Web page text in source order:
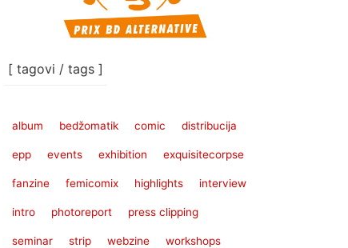
[ tagovi / tags ]
album bedžomatik comic distribucija
epp events exhibition exquisitecorpse
fanzine femicomix highlights interview
intro photoreport press clipping
seminar strip webzine workshops